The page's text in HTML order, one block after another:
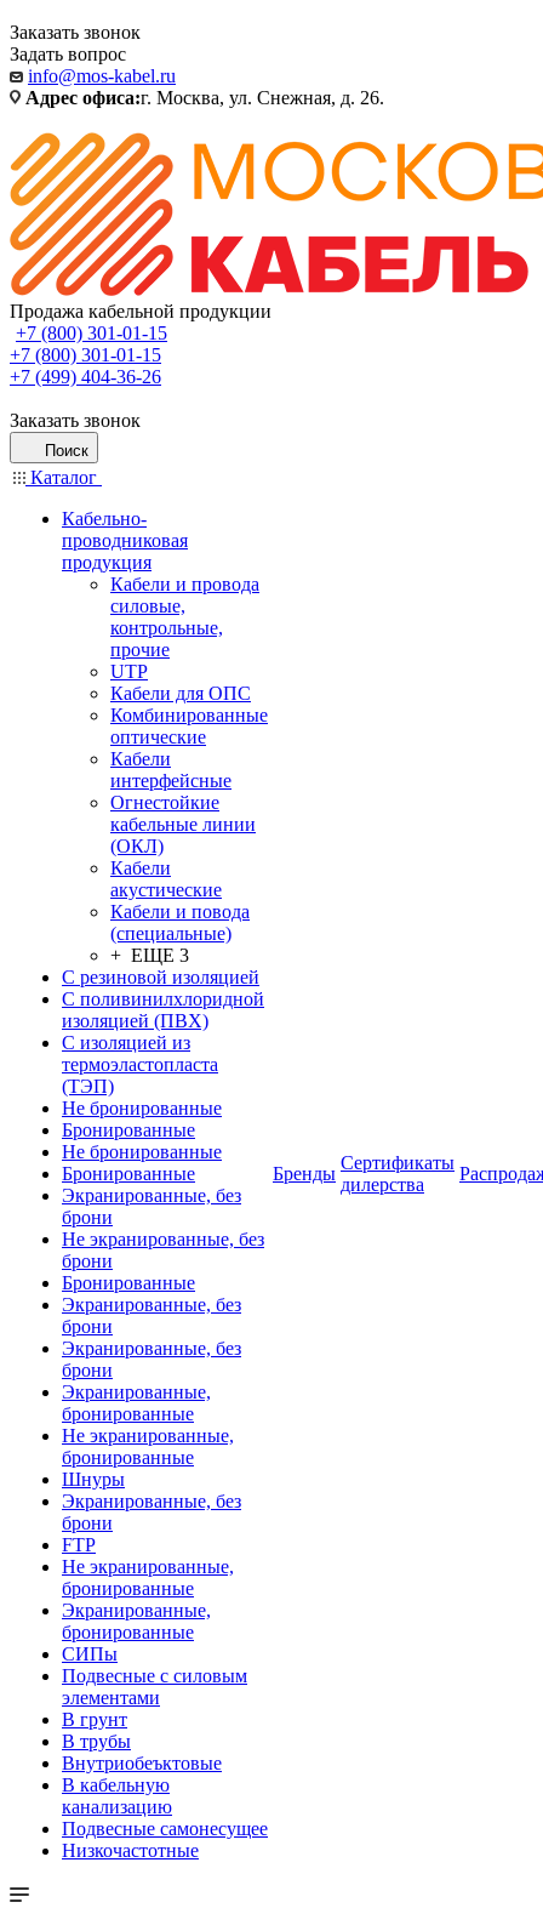
Заказать звонок
Задать вопрос
info@mos-kabel.ru
Адрес офиса:г. Москва, ул. Снежная, д. 26.
Продажа кабельной продукции
+7 (800) 301-01-15
+7 (800) 301-01-15
+7 (499) 404-36-26
Заказать звонок
Поиск
Каталог
Кабельно-
проводниковая
продукция
Кабели и провода
силовые,
контрольные,
прочие
UTP
Кабели для ОПС
Комбинированные
оптические
Кабели
интерфейсные
Огнестойкие
кабельные линии
(ОКЛ)
Кабели
акустические
Кабели и повода
(специальные)
+ ЕЩЕ 3
С резиновой изоляцией
С поливинилхлоридной
изоляцией (ПВХ)
С изоляцией из
термоэластопласта
(ТЭП)
Не бронированные
Бронированные
Не бронированные
Бронированные
Экранированные, без
брони
Не экранированные, без
брони
Бронированные
Экранированные, без
брони
Экранированные, без
брони
Экранированные,
бронированные
Не экранированные,
бронированные
Шнуры
Экранированные, без
брони
FTP
Не экранированные,
бронированные
Экранированные,
бронированные
СИПы
Подвесные с силовым
элементами
В грунт
В трубы
Внутриобеъктовые
В кабельную
канализацию
Подвесные самонесущее
Низкочастотные
Бренды
Сертификаты
дилерства